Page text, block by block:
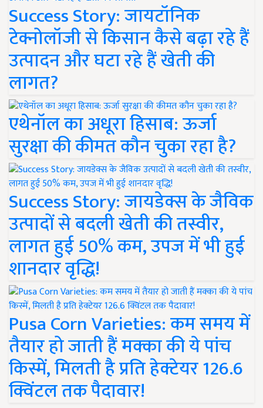
Success Story: जायटॉनिक
टेक्नोलॉजी से किसान कैसे बढ़ा रहे हैं
उत्पादन और घटा रहे हैं खेती की
लागत?
एथेनॉल का अधूरा हिसाब: ऊर्जा
सुरक्षा की कीमत कौन चुका रहा है?
Success Story: जायडेक्स के जैविक
उत्पादों से बदली खेती की तस्वीर,
लागत हुई 50% कम, उपज में भी हुई
शानदार वृद्धि!
Pusa Corn Varieties: कम समय में
तैयार हो जाती हैं मक्का की ये पांच
किस्में, मिलती है प्रति हेक्टेयर 126.6
क्विंटल तक पैदावार!